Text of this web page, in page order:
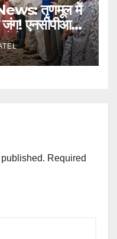
तृणमूल में
जंग! एनसीपीआई में
में बढ़ी
दो राय
Required